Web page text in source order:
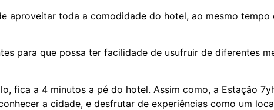
aproveitar toda a comodidade do hotel, ao mesmo
para que possa ter facilidade de usufruir de diferentes
fica a 4 minutos a pé do hotel. Assim como, a Estação
a cidade, e desfrutar de experiências como um